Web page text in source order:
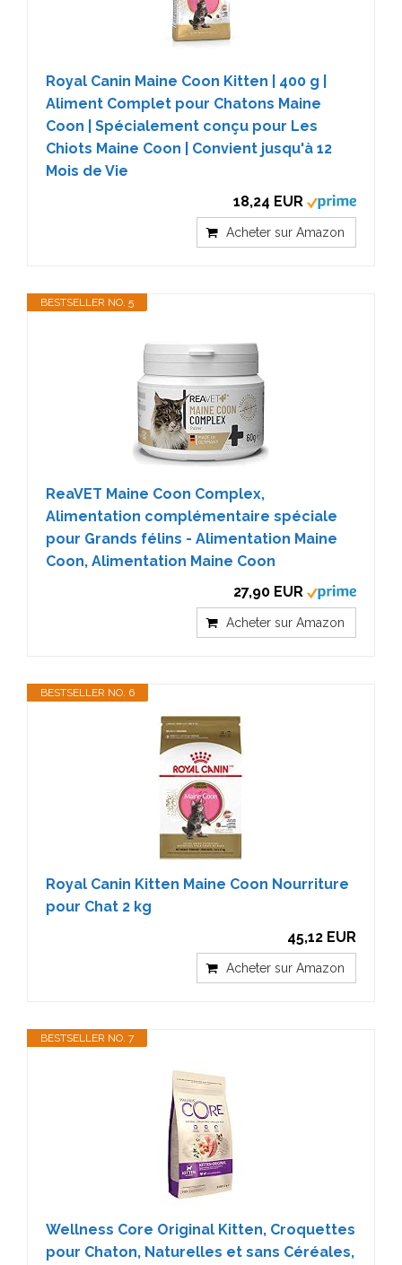
Royal Canin Maine Coon Kitten | 400 g |
Aliment Complet pour Chatons Maine
Coon | Spécialement conçu pour Les
Chiots Maine Coon | Convient jusqu'à 12
Mois de Vie
18,24 EUR
Acheter sur Amazon
BESTSELLER NO. 5
ReaVET Maine Coon Complex,
Alimentation complémentaire spéciale
pour Grands félins - Alimentation Maine
Coon, Alimentation Maine Coon
27,90 EUR
Acheter sur Amazon
BESTSELLER NO. 6
Royal Canin Kitten Maine Coon Nourriture
pour Chat 2 kg
45,12 EUR
Acheter sur Amazon
BESTSELLER NO. 7
Wellness Core Original Kitten, Croquettes
pour Chaton, Naturelles et sans Céréales,